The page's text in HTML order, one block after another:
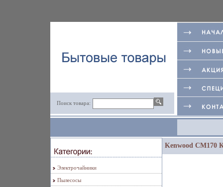
Поиск товара:
Электрочайники
Пылесосы
Kenwood CM170